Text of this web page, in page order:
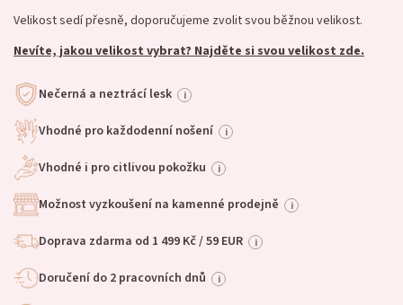
Velikost sedí přesně, doporučujeme zvolit svou běžnou velikost.
Nevíte, jakou velikost vybrat? Najděte si svou velikost zde.
Nečerná a neztrácí lesk i
Vhodné pro každodenní nošení i
Vhodné i pro citlivou pokožku i
Možnost vyzkoušení na kamenné prodejně i
Doprava zdarma od 1 499 Kč / 59 EUR i
Doručení do 2 pracovních dnů i